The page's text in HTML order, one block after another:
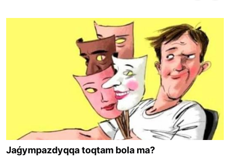
Jaǵympazdyqqa toqtam bola ma?